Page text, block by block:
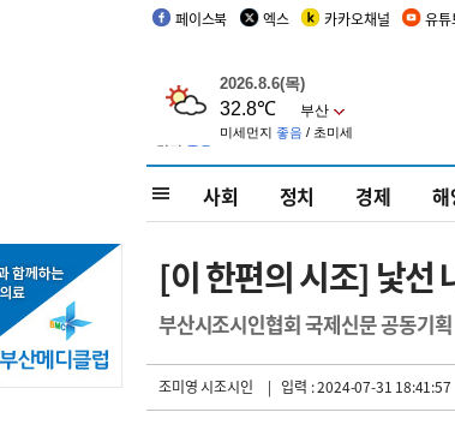
페이스북 엑스 카카오채널 유튜
사회 정치 경제 해
[이 한편의 시조] 낯선
부산시조시인협회 국제신문 공동기획
조미영 시조시인 | 입력 : 2024-07-31 18:41:57